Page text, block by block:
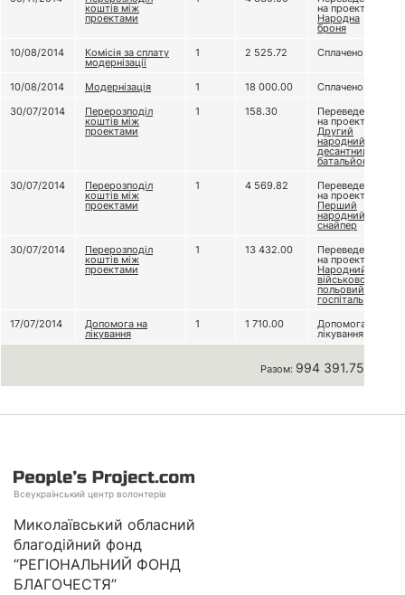
коштів між
проектами
на проект
Народна
броня
10/08/2014
Комісія за сплату
модернізації
1 2 525.72 Сплачено
10/08/2014 Модернізація 1 18 000.00
Сплачено
30/07/2014
Перерозподіл
коштів між
проектами
1 158.30 Переведено
на проект
Другий
народний
десантний
батальйон
30/07/2014
Перерозподіл
коштів між
проектами
1 4 569.82 Переведено
на проект
Перший
народний
снайпер
30/07/2014
Перерозподіл
коштів між
проектами
1 13 432.00 Переведено
на проект
Народний
військово-
польовий
госпіталь
17/07/2014
Допомога на
лікування
1 1 710.00 Допомога на
лікування
Разом: 994 391.75 грн
Всеукраїнський центр волонтерів
Миколаївський обласний
благодійний фонд
“РЕГІОНАЛЬНИЙ ФОНД
БЛАГОЧЕСТЯ”